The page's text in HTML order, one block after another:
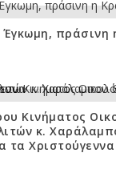
πράσινη
Κινήματος
κ.
τα Χριστούγεννα